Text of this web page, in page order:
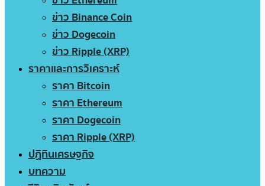
ข่าว Binance Coin
ข่าว Dogecoin
ข่าว Ripple (XRP)
ราคาและการวิเคราะห์
ราคา Bitcoin
ราคา Ethereum
ราคา Dogecoin
ราคา Ripple (XRP)
ปฏิทินเศรษฐกิจ
บทความ